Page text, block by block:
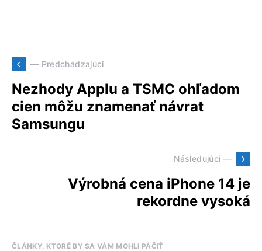
— Predchádzajúci
Nezhody Applu a TSMC ohľadom
cien môžu znamenať návrat
Samsungu
Následujúci —
Výrobná cena iPhone 14 je
rekordne vysoká
ČLÁNKY, KTORÉ BY SA VÁM MOHLI PÁČIŤ